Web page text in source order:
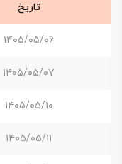
تاریخ
۱۴۰۵/۰۵/۰۶
۱۴۰۵/۰۵/۰۷
۱۴۰۵/۰۵/۱۰
۱۴۰۵/۰۵/۱۱